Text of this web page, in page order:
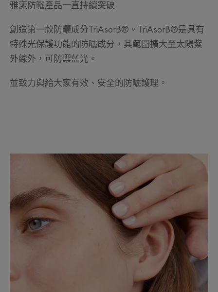
雅漾防曬產品一直持續突破
創造第一款防曬成分TriAsorB®。TriAsorB®是具有
特殊光保護功能的防曬成分，其範圍擴大至太陽紫
外線外，可防禦藍光。
並致力與給大家有效、安全的防曬護理。